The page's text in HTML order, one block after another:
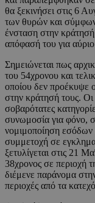
θα ξεκινήσει στις 6
των θυρών και
ένσταση στην
απόφασή του για
Σημειώνεται πως
του 54χρονου και
οποίου δεν προέκυψε
στην κράτησή τους. Οι
σοβαρότατες
συνωμοσία για φόνο,
νομιμοποίηση εσόδων
συμμετοχή σε
ξετυλίγεται στις 21
38χρονος σε περιοχή
διέμενε παράνομα
περιοχές από τα